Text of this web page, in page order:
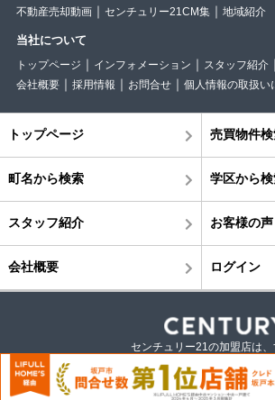
不動産売却動画
センチュリー21CM集 地域紹介
当社について
トップページ インフォメーション スタッフ紹介
会社概要
採用情報 お問合せ 個人情報の取扱い
トップページ 売買物件
町名から検索 学区から
スタッフ紹介 お客様の声
会社概要 ログイン
センチュリー21の加盟店は、
©株式会社クレド